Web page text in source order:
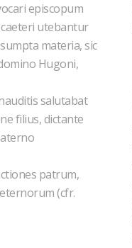
episcopum
utebantur
materia, sic
Hugoni,
salutabat
filius, dictante
patrum,
(cfr.